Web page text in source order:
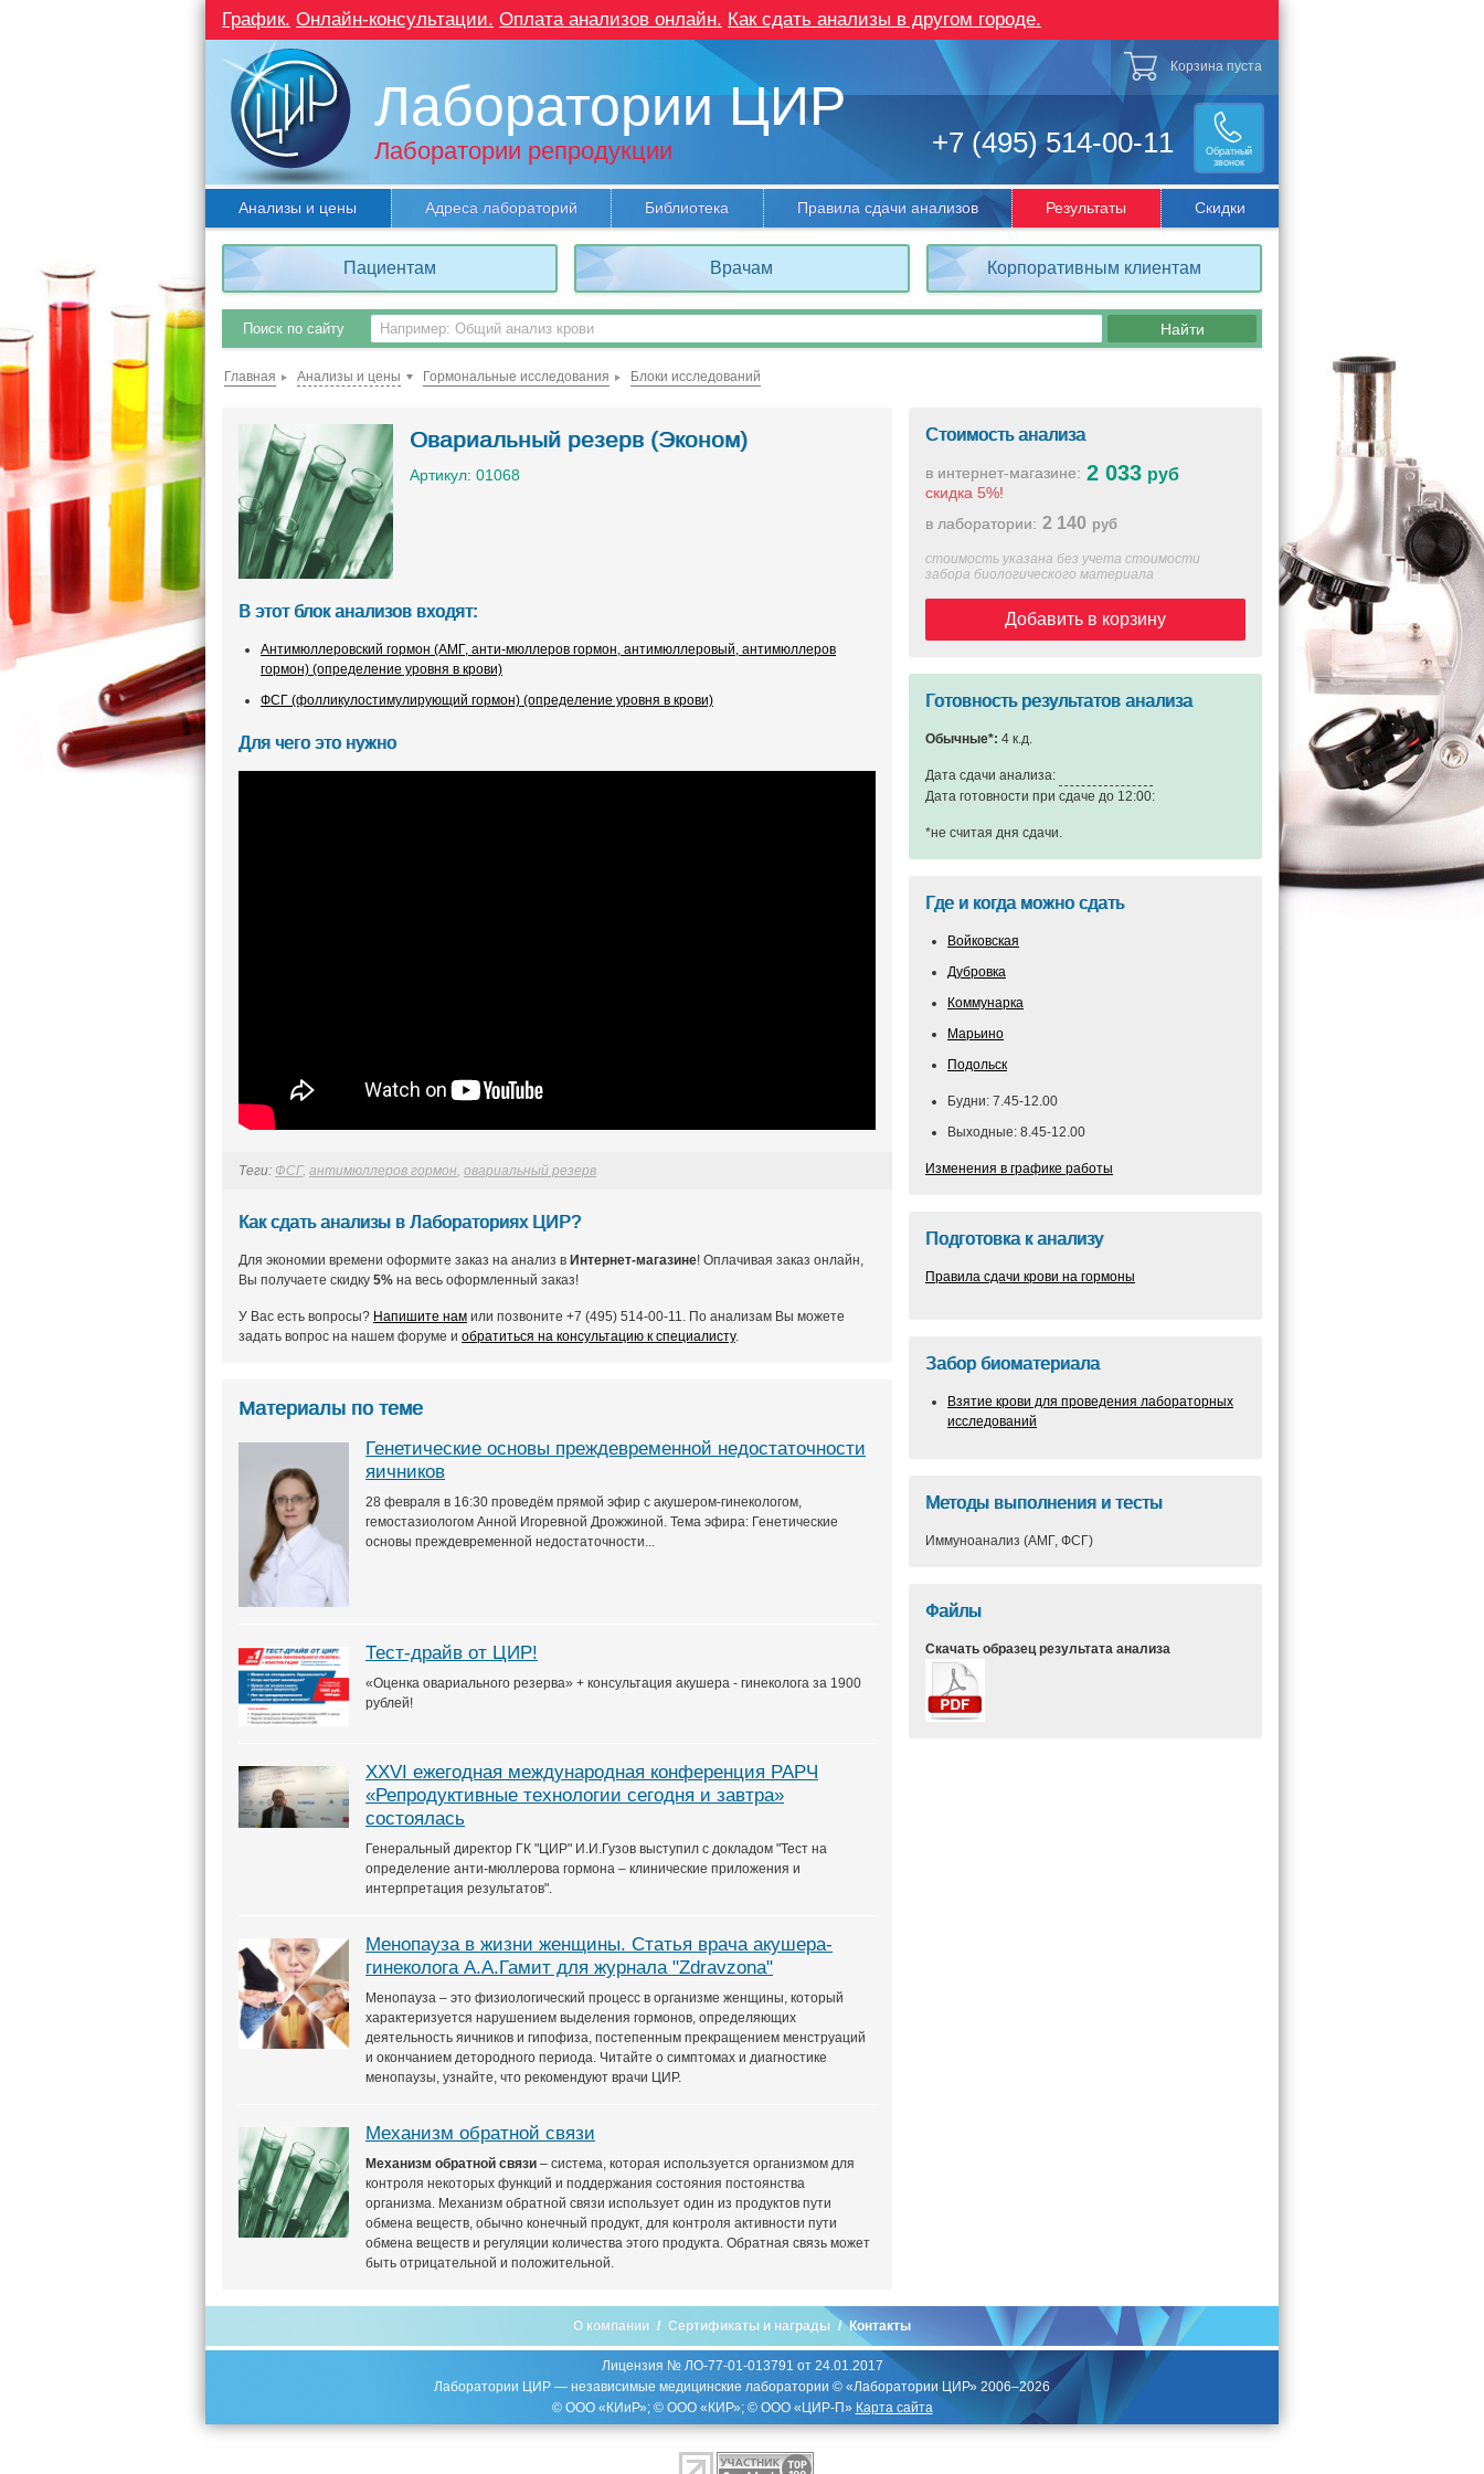
График. Онлайн-консультации. Оплата анализов онлайн. Как сдать анализы в другом городе.
Лаборатории ЦИР
Лаборатории репродукции +7 (495) 514-00-11
Обратный
звонок
Корзина пуста
Анализы и цены Адреса лабораторий Библиотека Правила сдачи анализов Результаты Скидки
Пациентам Врачам Корпоративным клиентам
Поиск по сайту
Главная Анализы и цены Гормональные исследования Блоки исследований
Овариальный резерв (Эконом)
Артикул: 01068
В этот блок анализов входят:
Антимюллеровский гормон (АМГ, анти-мюллеров гормон, антимюллеровый, антимюллеров
гормон) (определение уровня в крови)
ФСГ (фолликулостимулирующий гормон) (определение уровня в крови)
Для чего это нужно
Теги: ФСГ, антимюллеров гормон овариальный резерв
Как сдать анализы в Лабораториях ЦИР?
Для экономии времени оформите заказ на анализ в Интернет-магазине! Оплачивая заказ онлайн,
Вы получаете скидку 5% на весь оформленный заказ!
У Вас есть вопросы? Напишите нам или позвоните +7 (495) 514-00-11. По анализам Вы можете
задать вопрос на нашем форуме и обратиться на консультацию к специалисту.
Материалы по теме
Генетические основы преждевременной недостаточности
яичников
28 февраля в 16:30 проведём прямой эфир с акушером-гинекологом,
гемостазиологом Анной Игоревной Дрожжиной. Тема эфира: Генетические
основы преждевременной недостаточности...
Тест-драйв от ЦИР!
«Оценка овариального резерва» + консультация акушера - гинеколога за 1900
рублей!
XXVI ежегодная международная конференция РАРЧ
«Репродуктивные технологии сегодня и завтра»
состоялась
Генеральный директор ГК "ЦИР" И.И.Гузов выступил с докладом "Тест на
определение анти-мюллерова гормона – клинические приложения и
интерпретация результатов".
Менопауза в жизни женщины. Статья врача акушера-
гинеколога А.А.Гамит для журнала "Zdravzona"
Менопауза – это физиологический процесс в организме женщины, который
характеризуется нарушением выделения гормонов, определяющих
деятельность яичников и гипофиза, постепенным прекращением менструаций
и окончанием детородного периода. Читайте о симптомах и диагностике
менопаузы, узнайте, что рекомендуют врачи ЦИР.
Механизм обратной связи
Механизм обратной связи – система, которая используется организмом для
контроля некоторых функций и поддержания состояния постоянства
организма. Механизм обратной связи использует один из продуктов пути
обмена веществ, обычно конечный продукт, для контроля активности пути
обмена веществ и регуляции количества этого продукта. Обратная связь может
быть отрицательной и положительной.
Стоимость анализа
в интернет-магазине:
скидка 5%!
2 033 руб
в лаборатории: 2 140 руб
стоимость указана без учета стоимости
забора биологического материала
Добавить в корзину
Готовность результатов анализа
Обычные*: 4 к.д.
Дата сдачи анализа:
Дата готовности при сдаче до 12:00:
*не считая дня сдачи.
Где и когда можно сдать
Войковская
Дубровка
Коммунарка
Марьино
Подольск
Будни: 7.45-12.00
Выходные: 8.45-12.00
Изменения в графике работы
Подготовка к анализу
Правила сдачи крови на гормоны
Забор биоматериала
Взятие крови для проведения лабораторных
исследований
Методы выполнения и тесты
Иммуноанализ (АМГ, ФСГ)
Файлы
Скачать образец результата анализа
О компании Сертификаты и награды Контакты
Лицензия № ЛО-77-01-013791 от 24.01.2017
Лаборатории ЦИР — независимые медицинские лаборатории © «Лаборатории ЦИР» 2006–2026
© ООО «КИиР»; © ООО «КИР»; © ООО «ЦИР-П» Карта сайта